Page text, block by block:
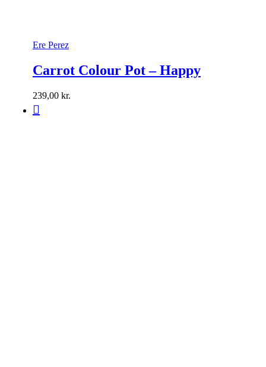
Ere Perez
Carrot Colour Pot – Happy
239,00 kr.